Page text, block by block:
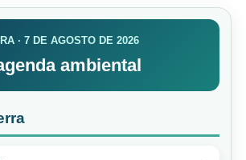
· 7 DE AGOSTO DE 2026
ambiental